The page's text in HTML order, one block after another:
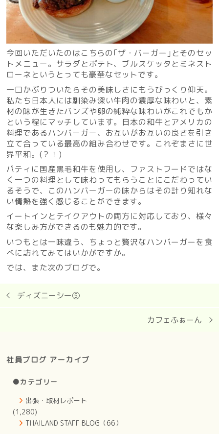
今回いただいたのはこちらの｢ザ・バーガー｣とそのセッ
トメニュー。サラダとポテト、ブルスケッタとミネスト
ローネというとっても豪華なセットです。
一口かぶりついたらその美味しさにもうびっくり仰天。
私たち日本人には馴染み深い牛肉の濃厚な味わいと、素
材の味が生きたバンズや卵の純粋な味わいがこれでもか
という程にマッチしています。日本の和牛とアメリカの
料理であるハンバーガー、お互いがお互いの良さを引き
立て合っている最高の組み合わせです。これぞまさに世
界平和。(？！)
パティに国産黒毛和牛を使用し、ファストフードではな
く一つの料理として味わってもらうことにこだわってい
るそうで、このハンバーガーの味からはその計り知れな
い情熱を強く感じることができます。
イートインとテイクアウトの両方に対応しており、様々
な楽しみ方ができるのも魅力的です。
いつもとは一味違う、ちょっと贅沢なハンバーガーを食
べに訪れてみてはいかがですか。
では、また次のブログで。
ディズニーシー⑤
カフェふぁーん
社員ブログ アーカイブ
●カテゴリー
出張・取材レポート
(1,280)
THAILAND STAFF BLOG（66）